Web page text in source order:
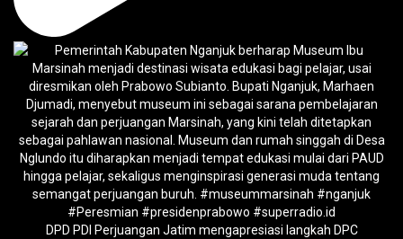
DPD PDI Perjuangan Jatim mengapresiasi langkah DPC